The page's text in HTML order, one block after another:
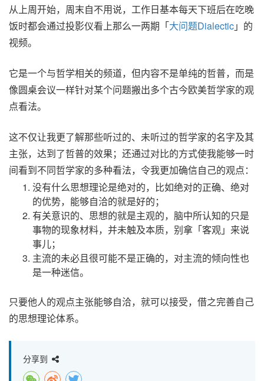
从上周开始，周末自不用说，工作日基本每天下班后在吃晚
饭时都会通过投影仪看上那么一两期「大问题Dialectic」的
视频。
它是一个与哲学相关的频道，但内容不是单纯的哲普，而是
像圆桌会议一样针对某个问题搬出多个古今欧美哲学家的观
点看法。
这不仅让我更了解那些听过的、未听过的哲学家的名字及其
主张，达到了哲普的效果；还通过对比的方式使我能够一时
间看到不同哲学家的多种看法，令我更加确信自己的观点：
没有什么思想理论是绝对的，比如绝对的正确、绝对
的优势，能够自洽的就是好的；
有关意识的、思想的就是主观的，脑中所认知的只是
事物的现象材料，并未触及本质，别拿「客观」来说
事儿；
主流的未必且很可能不是正确的，对主流的倾向性也
是一种迷信。
只要他人的观点主张能够自洽，就可以接受，借之完善自己
的思想理论体系。
分享到